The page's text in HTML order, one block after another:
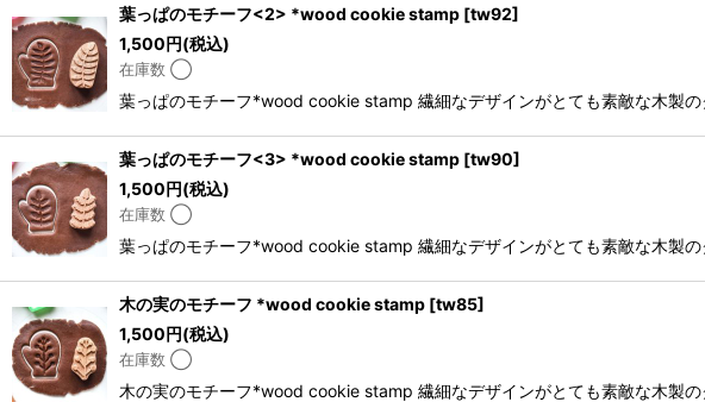
葉っぱのモチーフ<2> *wood cookie stamp [tw92]
1,500円(税込)
在庫数 ◯
葉っぱのモチーフ*wood cookie stamp 繊細なデザインがとても素敵な木製
葉っぱのモチーフ<3> *wood cookie stamp [tw90]
1,500円(税込)
在庫数 ◯
葉っぱのモチーフ*wood cookie stamp 繊細なデザインがとても素敵な木製
木の実のモチーフ *wood cookie stamp [tw85]
1,500円(税込)
在庫数 ◯
木の実のモチーフ*wood cookie stamp 繊細なデザインがとても素敵な木製